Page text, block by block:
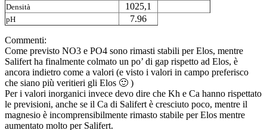
Densità 1025,1
pH 7.96
Commenti:
Come previsto NO3 e PO4 sono rimasti stabili per Elos, mentre
Salifert ha finalmente colmato un po’ di gap rispetto ad Elos, è
ancora indietro come a valori (e visto i valori in campo preferisco
che siano più veritieri gli Elos 🙂 )
Per i valori inorganici invece devo dire che Kh e Ca hanno rispettato
le previsioni, anche se il Ca di Salifert è cresciuto poco, mentre il
magnesio è incomprensibilmente rimasto stabile per Elos mentre
aumentato molto per Salifert.